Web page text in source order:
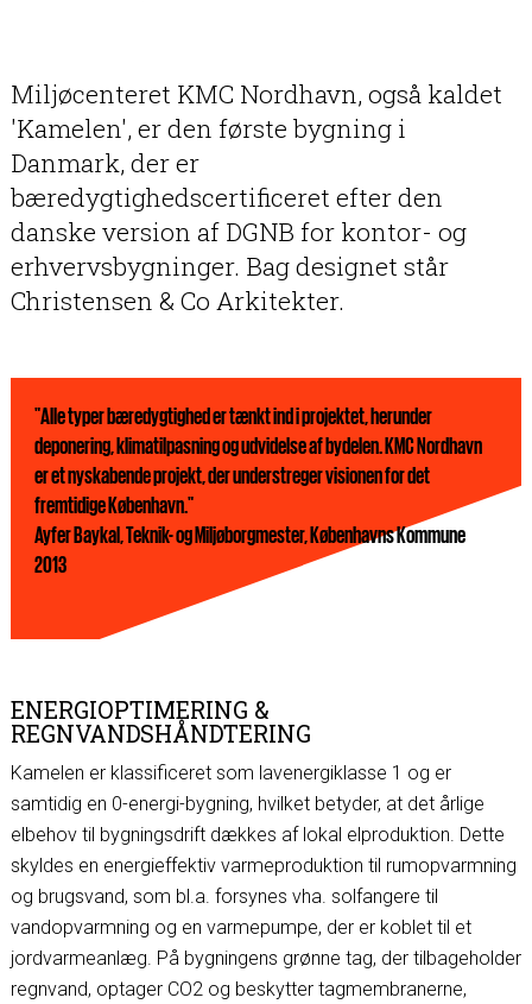
Miljøcenteret KMC Nordhavn, også kaldet
'Kamelen', er den første bygning i
Danmark, der er
bæredygtighedscertificeret efter den
danske version af DGNB for kontor- og
erhvervsbygninger. Bag designet står
Christensen & Co Arkitekter.
"Alle typer bæredygtighed er tænkt ind i projektet, herunder
deponering, klimatilpasning og udvidelse af bydelen. KMC Nordhavn
er et nyskabende projekt, der understreger visionen for det
fremtidige København."
Ayfer Baykal, Teknik- og Miljøborgmester, Københavns Kommune
2013
ENERGIOPTIMERING &
REGNVANDSHÅNDTERING
Kamelen er klassificeret som lavenergiklasse 1 og er
samtidig en 0-energi-bygning, hvilket betyder, at det årlige
elbehov til bygningsdrift dækkes af lokal elproduktion. Dette
skyldes en energieffektiv varmeproduktion til rumopvarmning
og brugsvand, som bl.a. forsynes vha. solfangere til
vandopvarmning og en varmepumpe, der er koblet til et
jordvarmeanlæg. På bygningens grønne tag, der tilbageholder
regnvand, optager CO2 og beskytter tagmembranerne,